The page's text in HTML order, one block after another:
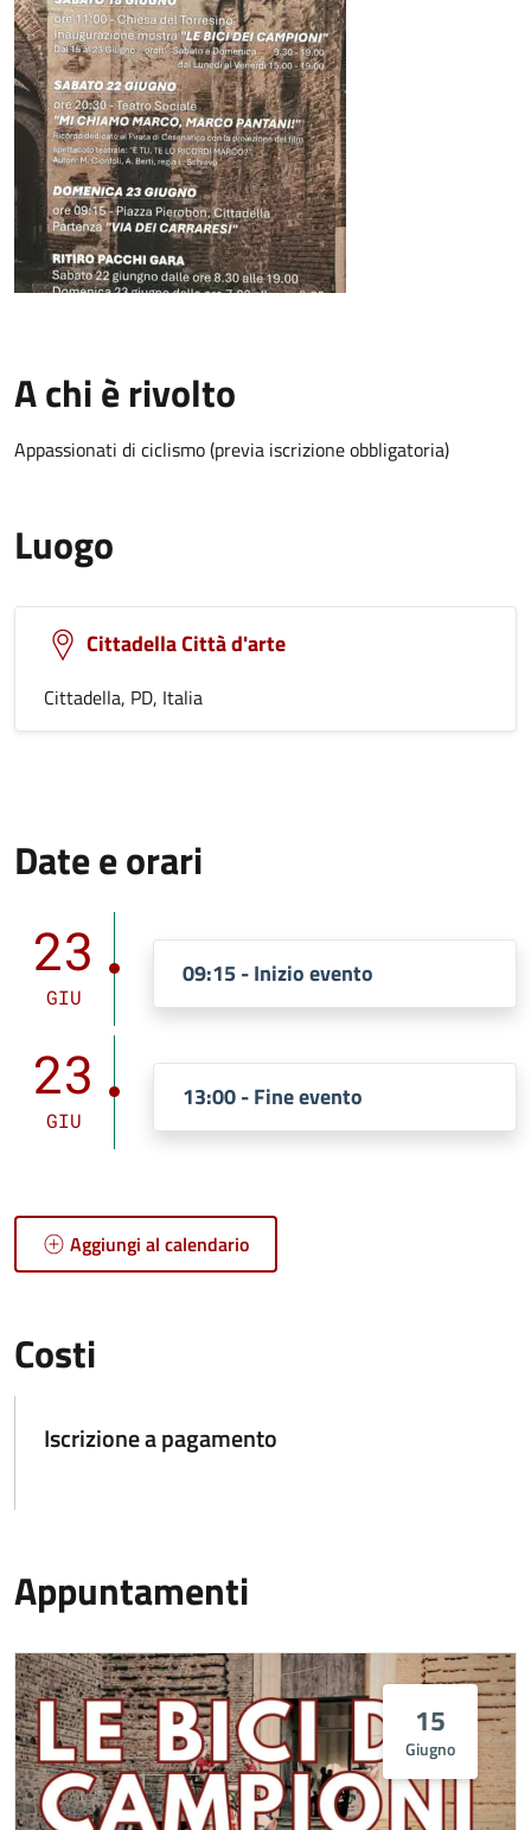
A chi è rivolto
Appassionati di ciclismo (previa iscrizione obbligatoria)
Luogo
Cittadella Città d'arte
Cittadella, PD, Italia
Date e orari
23
GIU
09:15 - Inizio evento
23
GIU
13:00 - Fine evento
Aggiungi al calendario
Costi
Iscrizione a pagamento
Appuntamenti
15
Giugno